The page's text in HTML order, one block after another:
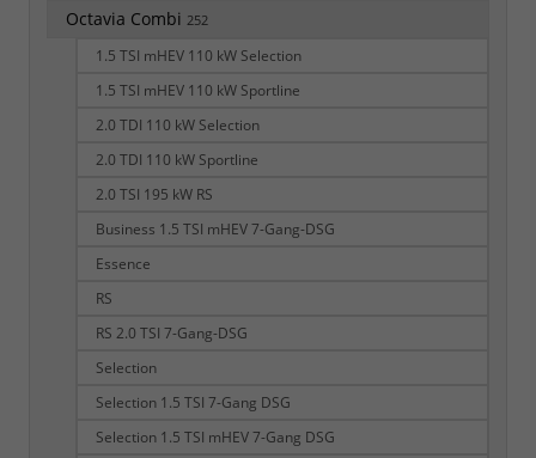
Octavia Combi 252
1.5 TSI mHEV 110 kW Selection
1.5 TSI mHEV 110 kW Sportline
2.0 TDI 110 kW Selection
2.0 TDI 110 kW Sportline
2.0 TSI 195 kW RS
Business 1.5 TSI mHEV 7-Gang-DSG
Essence
RS
RS 2.0 TSI 7-Gang-DSG
Selection
Selection 1.5 TSI 7-Gang DSG
Selection 1.5 TSI mHEV 7-Gang DSG